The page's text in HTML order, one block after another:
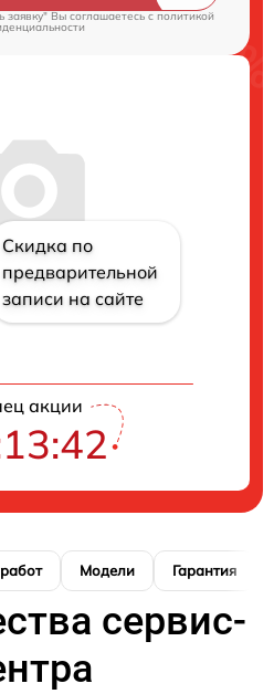
Вы соглашаетесь c политикой
Скидка по
предварительной
записи на сайте
акции
Модели Гарантия
сервис-